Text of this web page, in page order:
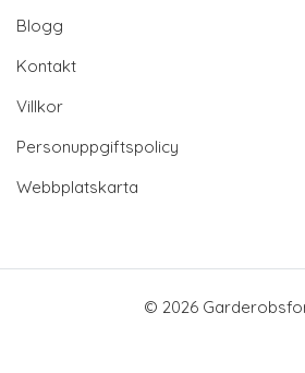
Blogg
Kontakt
Villkor
Personuppgiftspolicy
Webbplatskarta
© 2026